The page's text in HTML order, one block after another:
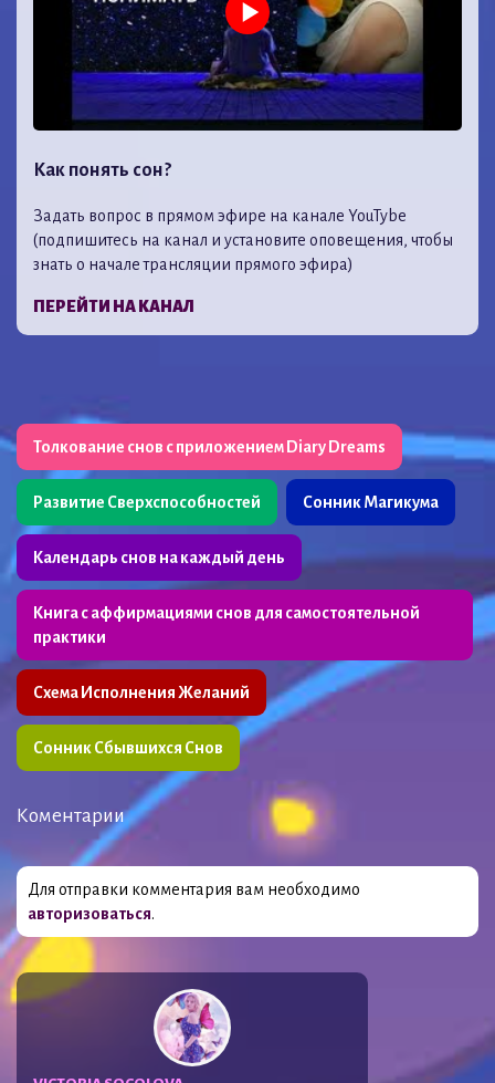
Как понять сон?
Задать вопрос в прямом эфире на канале YouTybe
(подпишитесь на канал и установите оповещения, чтобы
знать о начале трансляции прямого эфира)
ПЕРЕЙТИ НА КАНАЛ
Толкование снов с приложением Diary Dreams
Развитие Сверхспособностей Сонник Магикума
Календарь снов на каждый день
Книга с аффирмациями снов для самостоятельной
практики
Схема Исполнения Желаний
Сонник Сбывшихся Снов
Коментарии
Для отправки комментария вам необходимо
авторизоваться.